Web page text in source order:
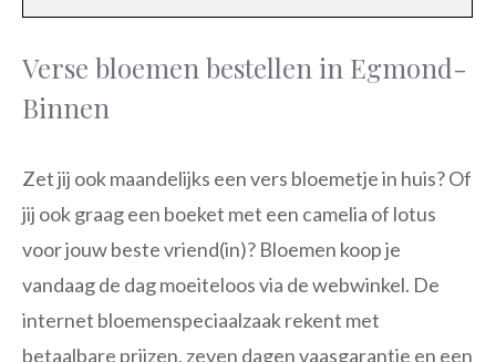
Verse bloemen bestellen in Egmond-
Binnen
Zet jij ook maandelijks een vers bloemetje in huis? Of
jij ook graag een boeket met een camelia of lotus
voor jouw beste vriend(in)? Bloemen koop je
vandaag de dag moeiteloos via de webwinkel. De
internet bloemenspeciaalzaak rekent met
betaalbare prijzen, zeven dagen vaasgarantie en een